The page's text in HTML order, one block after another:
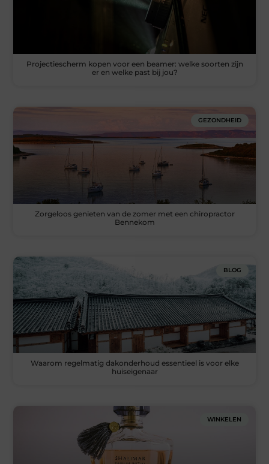
Projectiescherm kopen voor een beamer: welke soorten zijn
er en welke past bij jou?
GEZONDHEID
Zorgeloos genieten van de zomer met een chiropractor
Bennekom
BLOG
Waarom regelmatig dakonderhoud essentieel is voor elke
huiseigenaar
WINKELEN